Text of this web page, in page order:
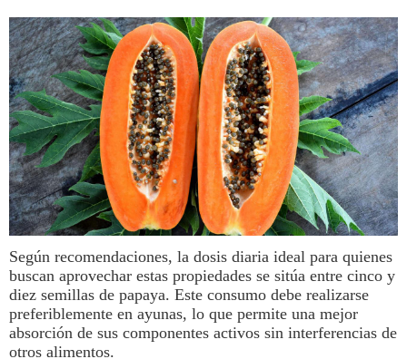
Según recomendaciones, la dosis diaria ideal para quienes
buscan aprovechar estas propiedades se sitúa entre cinco y
diez semillasde papaya. Este consumo debe realizarse
preferiblemente en ayunas, lo que permite una mejor
absorción de sus componentes activos sin interferencias de
otros alimentos.